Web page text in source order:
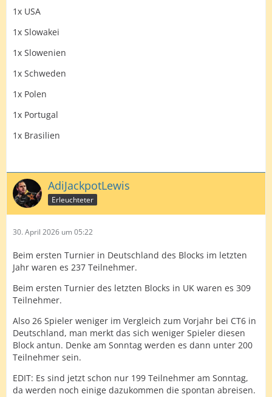
1x USA
1x Slowakei
1x Slowenien
1x Schweden
1x Polen
1x Portugal
1x Brasilien
AdiJackpotLewis
Erleuchteter
30. April 2026 um 05:22
Beim ersten Turnier in Deutschland des Blocks im letzten
Jahr waren es 237 Teilnehmer.
Beim ersten Turnier des letzten Blocks in UK waren es 309
Teilnehmer.
Also 26 Spieler weniger im Vergleich zum Vorjahr bei CT6 in
Deutschland, man merkt das sich weniger Spieler diesen
Block antun. Denke am Sonntag werden es dann unter 200
Teilnehmer sein.
EDIT: Es sind jetzt schon nur 199 Teilnehmer am Sonntag,
da werden noch einige dazukommen die spontan abreisen.